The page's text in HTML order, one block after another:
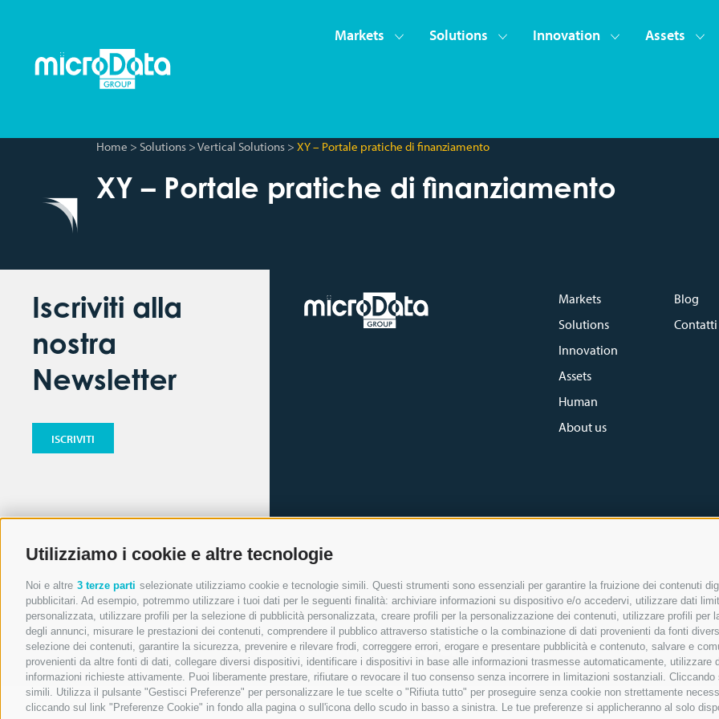
Utilizziamo i cookie e altre tecnologie
Noi e altre 3 terze parti selezionate utilizziamo cookie e tecnologie simili. Questi strumenti sono essenziali per garantire la fruizione dei contenuti
pubblicitari. Ad esempio, potremmo utilizzare i tuoi dati per le seguenti finalità: archiviare informazioni su dispositivo e/o accedervi, utilizzare dati
personalizzata, utilizzare profili per la selezione di pubblicità personalizzata, creare profili per la personalizzazione dei contenuti, utilizzare profili
degli annunci, misurare le prestazioni dei contenuti, comprendere il pubblico attraverso statistiche o la combinazione di dati provenienti da fonti
selezione dei contenuti, garantire la sicurezza, prevenire e rilevare frodi, correggere errori, erogare e presentare pubblicità e contenuto, salvare e
provenienti da altre fonti di dati, collegare diversi dispositivi, identificare i dispositivi in base alle informazioni trasmesse automaticamente,
informazioni richieste attivamente. Puoi liberamente prestare, rifiutare o revocare il tuo consenso senza incorrere in limitazioni sostanziali.
simili. Utilizza il pulsante "Gestisci Preferenze" per personalizzare le tue scelte o "Rifiuta tutto" per proseguire senza cookie non strettamente
cliccando sul link "Preferenze Cookie" in fondo alla pagina o sull'icona dello scudo in basso a sinistra. Le tue preferenze si applicheranno al solo
Markets Solutions Innovation Assets
Home > Solutions >Vertical Solutions > XY – Portale pratiche di finanziamento
XY – Portale pratiche di finanziamento
Iscriviti alla
nostra
Newsletter
ISCRIVITI
Markets
Solutions
Innovation
Assets
Human
About us
Blog
Contatti
Gestione preferenze Cookie
Microdata Group
è una società di